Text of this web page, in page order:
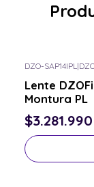
DZO-SAP14IPL|
Lente
Montura PL
$3.281.990